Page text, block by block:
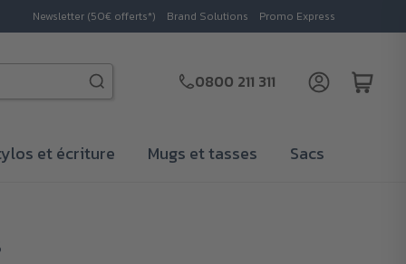
Newsletter (50€ offerts*) Brand Solutions Promo Express
0800 211 311
et écriture Mugs et tasses Sacs